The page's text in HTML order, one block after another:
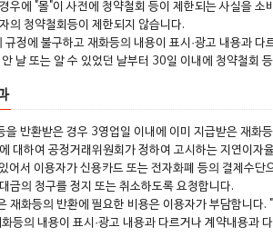
우에 "몰"이 사전에 청약철회 등이 제한되는 사실을 소
의 청약철회등이 제한되지 않습니다.
정에 불구하고 재화등의 내용이 표시·광고 내용과
날 또는 알 수 있었던 날부터 30일 이내에 청약철회
을 반환받은 경우 3영업일 이내에 이미 지급받은 재화
대하여 공정거래위원회가 정하여 고시하는 지연이자
어서 이용자가 신용카드 또는 전자화폐 등의 결제수
금의 청구를 정지 또는 취소하도록 요청합니다.
재화등의 반환에 필요한 비용은 이용자가 부담합니다
등의 내용이 표시·광고 내용과 다르거나 계약내용과